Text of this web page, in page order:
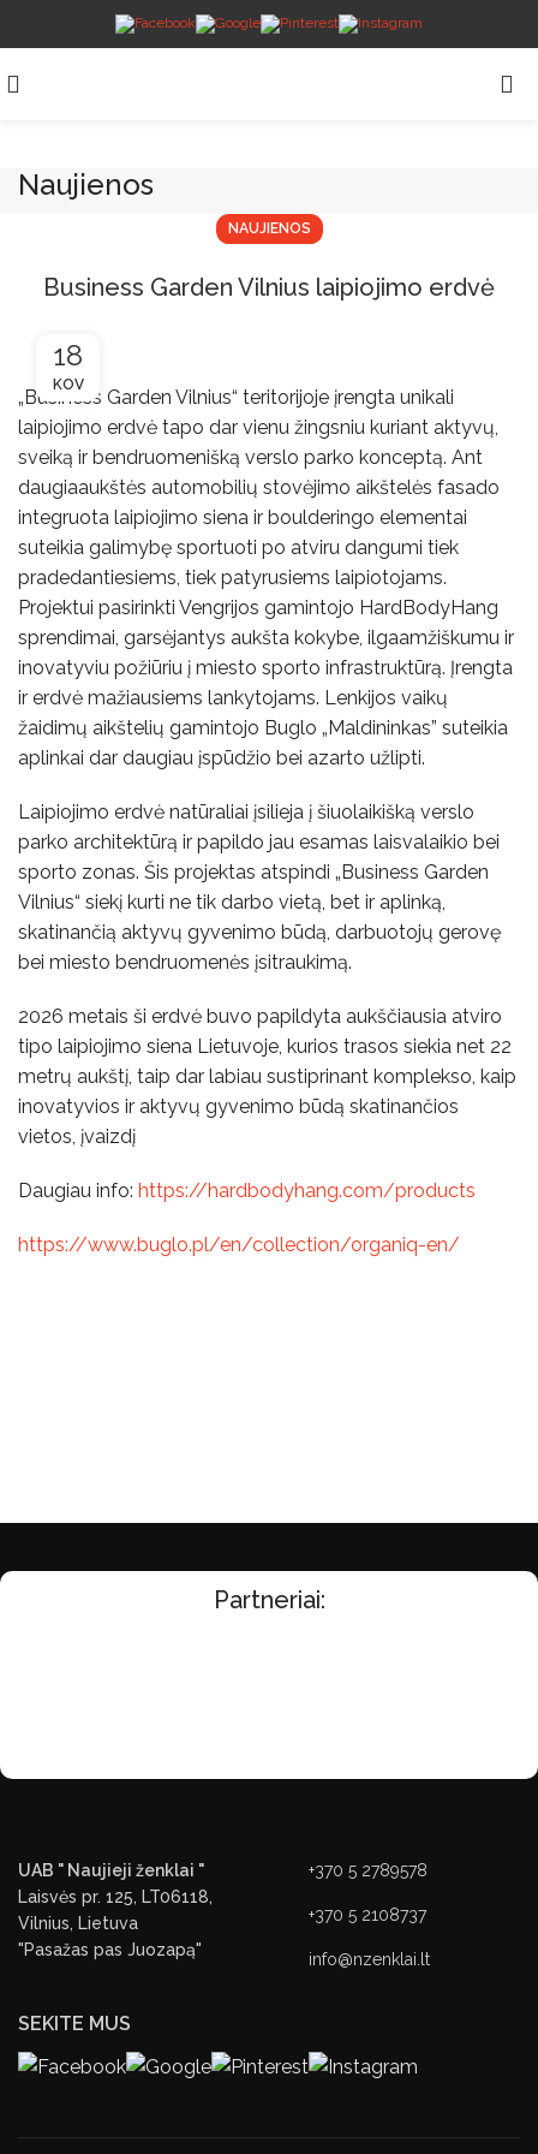
Naujienos
NAUJIENOS
Business Garden Vilnius laipiojimo erdvė‎‎
18
KOV
„Business Garden Vilnius“ teritorijoje įrengta unikali
laipiojimo erdvė tapo dar vienu žingsniu kuriant aktyvų,
sveiką ir bendruomenišką verslo parko konceptą. Ant
daugiaaukštės automobilių stovėjimo aikštelės fasado
integruota laipiojimo siena ir boulderingo elementai
suteikia galimybę sportuoti po atviru dangumi tiek
pradedantiesiems, tiek patyrusiems laipiotojams.
Projektui pasirinkti Vengrijos gamintojo HardBodyHang
sprendimai, garsėjantys aukšta kokybe, ilgaamžiškumu ir
inovatyviu požiūriu į miesto sporto infrastruktūrą. Įrengta
ir erdvė mažiausiems lankytojams. Lenkijos vaikų
žaidimų aikštelių gamintojo Buglo „Maldininkas” suteikia
aplinkai dar daugiau įspūdžio bei azarto užlipti.
Laipiojimo erdvė natūraliai įsilieja į šiuolaikišką verslo
parko architektūrą ir papildo jau esamas laisvalaikio bei
sporto zonas. Šis projektas atspindi „Business Garden
Vilnius“ siekį kurti ne tik darbo vietą, bet ir aplinką,
skatinančią aktyvų gyvenimo būdą, darbuotojų gerovę
bei miesto bendruomenės įsitraukimą.
2026 metais ši erdvė buvo papildyta aukščiausia atviro
tipo laipiojimo siena Lietuvoje, kurios trasos siekia net 22
metrų aukštį, taip dar labiau sustiprinant komplekso, kaip
inovatyvios ir aktyvų gyvenimo būdą skatinančios
vietos, įvaizdį
Daugiau info: https://hardbodyhang.com/products
https://www.buglo.pl/en/collection/organiq-en/
Partneriai:
UAB " Naujieji ženklai "
Laisvės pr. 125, LT06118,
Vilnius, Lietuva
"Pasažas pas Juozapą"
+370 5 2789578
+370 5 2108737
info@nzenklai.lt
SEKITE MUS